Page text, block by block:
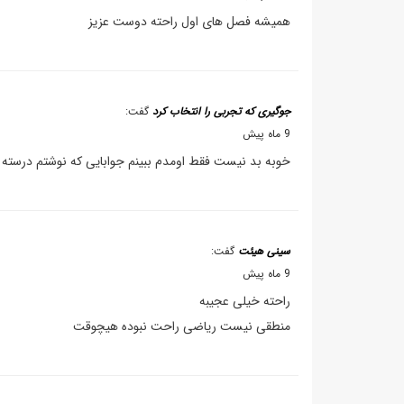
همیشه فصل های اول راحته دوست عزیز
جوگیری که تجربی را انتخاب کرد گفت:
9 ماه پیش
خوبه بد نیست فقط اومدم ببینم جوابایی که نوشتم درسته
سینی هیئت گفت:
9 ماه پیش
راحته خیلی عجیبه
منطقی نیست ریاضی راحت نبوده هیچوقت